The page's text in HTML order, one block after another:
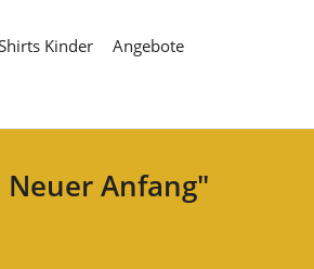
Kinder
Angebote
Neuer Anfang"